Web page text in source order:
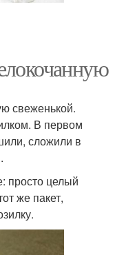
свеженькой.
В первом
сложили в
просто целый
же пакет,